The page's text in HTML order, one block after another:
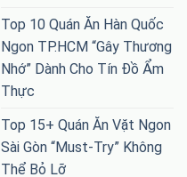
Top 10 Quán Ăn Hàn Quốc
Ngon TP.HCM “Gây Thương
Nhớ” Dành Cho Tín Đồ Ẩm
Thực
Top 15+ Quán Ăn Vặt Ngon
Sài Gòn “Must-Try” Không
Thể Bỏ Lỡ